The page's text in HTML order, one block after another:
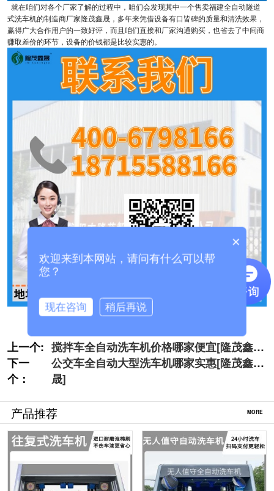
就在咱们对各个厂家了解的过程中，咱们会发现其中一个售卖福建全自动隧道
式洗车机的制造商厂家隆茂鑫晟，多年来凭借设备有口皆碑的质量和清洗效果，
赢得广大合作用户的一致好评，而且咱们直接和厂家沟通购买，也省去了中间商
赚取差价的环节，设备的价钱都是比较实惠的。
上一个: 搅拌车全自动洗车机价格哪家便宜[隆茂鑫
晟]
下一
个：
公交车全自动大型洗车机哪家实惠[隆茂鑫
晟]
产品推荐 MORE
×
欢迎来到本网站，请问有什么可以帮
您？
现在咨询 稍后再说